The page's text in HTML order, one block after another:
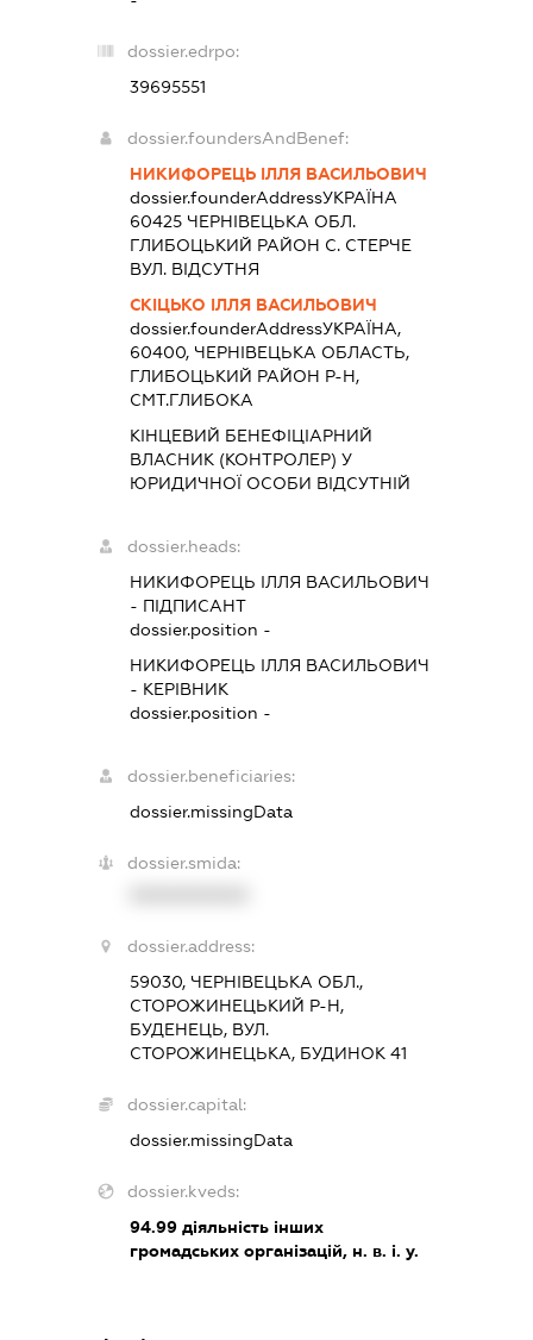
dossier.edrpo:
39695551
dossier.foundersAndBenef:
НИКИФОРЕЦЬ ІЛЛЯ ВАСИЛЬОВИЧ
dossier.founderAddressУКРАЇНА
60425 ЧЕРНIВЕЦЬКА ОБЛ.
ГЛИБОЦЬКИЙ РАЙОН С. СТЕРЧЕ
ВУЛ. ВІДСУТНЯ
СКІЦЬКО ІЛЛЯ ВАСИЛЬОВИЧ
dossier.founderAddressУКРАЇНА,
60400, ЧЕРНIВЕЦЬКА ОБЛАСТЬ,
ГЛИБОЦЬКИЙ РАЙОН Р-Н,
СМТ.ГЛИБОКА
КІНЦЕВИЙ БЕНЕФІЦІАРНИЙ
ВЛАСНИК (КОНТРОЛЕР) У
ЮРИДИЧНОЇ ОСОБИ ВІДСУТНІЙ
dossier.heads:
НИКИФОРЕЦЬ ІЛЛЯ ВАСИЛЬОВИЧ
- ПІДПИСАНТ
dossier.position -
НИКИФОРЕЦЬ ІЛЛЯ ВАСИЛЬОВИЧ
- КЕРІВНИК
dossier.position -
dossier.beneficiaries:
dossier.missingData
dossier.smida:
dossier.address:
59030, ЧЕРНІВЕЦЬКА ОБЛ.,
СТОРОЖИНЕЦЬКИЙ Р-Н,
БУДЕНЕЦЬ, ВУЛ.
СТОРОЖИНЕЦЬКА, БУДИНОК 41
dossier.capital:
dossier.missingData
dossier.kveds:
94.99 діяльність інших
громадських організацій, н. в. і. у.